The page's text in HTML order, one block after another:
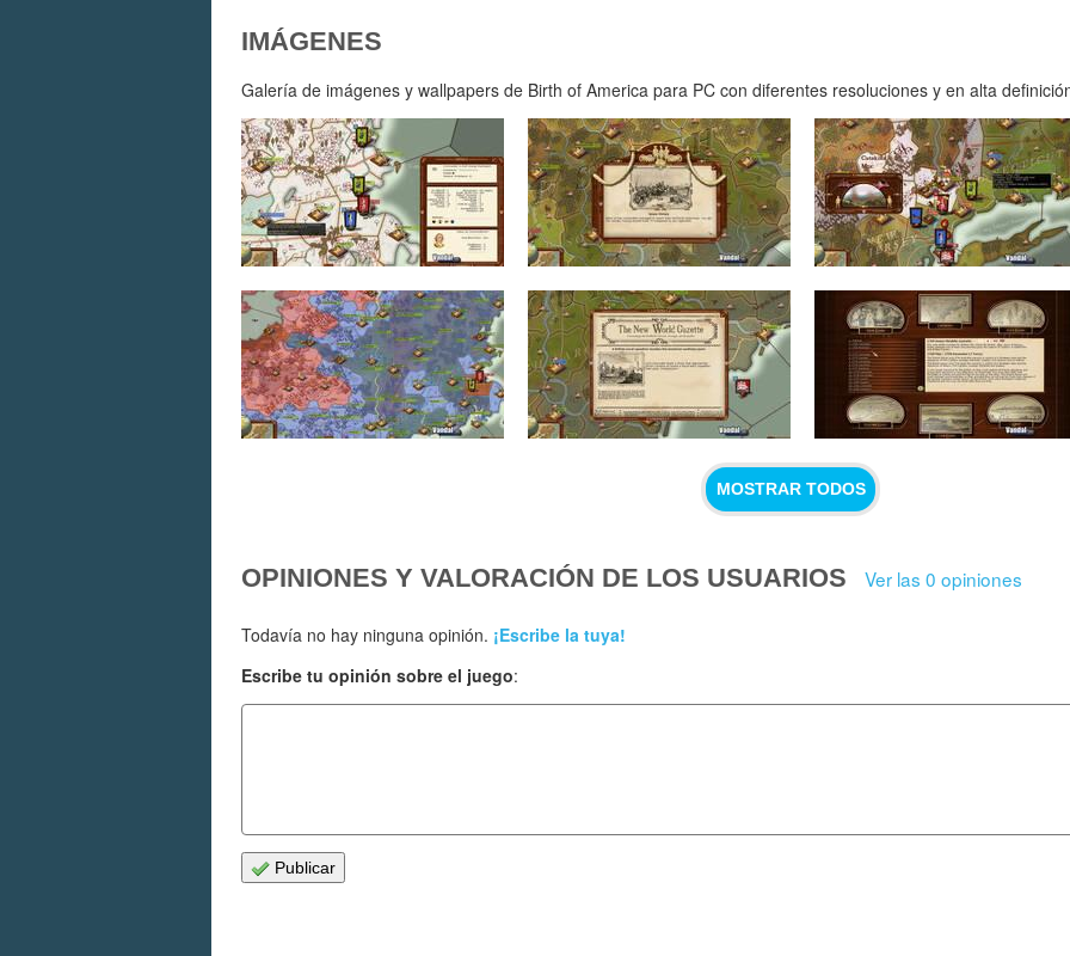
IMÁGENES
Galería de imágenes y wallpapers de Birth of America para PC con diferentes resoluciones y en alta
MOSTRAR TODOS
OPINIONES Y VALORACIÓN DE LOS USUARIOS Ver las 0 opiniones
Todavía no hay ninguna opinión. ¡Escribe la tuya!
Escribe tu opinión sobre el juego:
Publicar